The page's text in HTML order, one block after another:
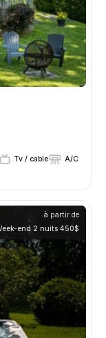
Tv / cable
A/C
à partir de
end 2 nuits 450$